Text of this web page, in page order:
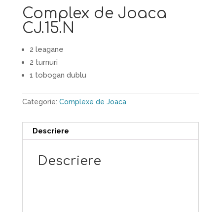
Complex de Joaca
CJ.15.N
2 leagane
2 turnuri
1 tobogan dublu
Categorie: Complexe de Joaca
Descriere
Descriere